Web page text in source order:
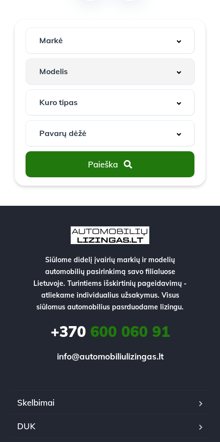
Paieška
Siūlome didelį įvairių markių ir modelių
automobilių pasirinkimą savo filialuose
Lietuvoje. Turintiems išskirtinių pageidavimų -
atliekame individualius užsakymus. Visus
siūlomus automobilius pasrduodame lizingu.
+370600 060 91
info@automobiliulizingas.lt
Skelbimai
DUK